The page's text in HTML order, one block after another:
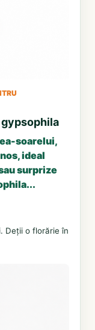
soarelui,
ideal
surprize
Deții o florărie în